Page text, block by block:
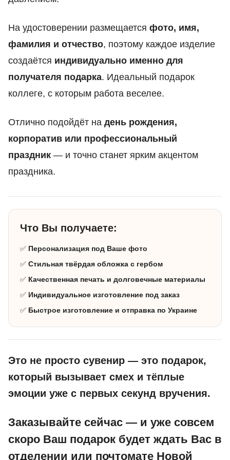
На удостоверении размещается фото, имя,
фамилия и отчество, поэтому каждое изделие
создаётся индивидуально именно для
получателя подарка. Идеальный подарок
коллеге, с которым работа веселее.
Отлично подойдёт на день рождения,
корпоратив или профессиональный
праздник — и точно станет ярким акцентом
праздника.
Что Вы получаете:
✅ Персонализация под Ваше фото
✅ Стильная твёрдая обложка с гербом
✅ Качественная печать и долговечные материалы
✅ Индивидуальное изготовление под заказ
✅ Быстрое изготовление и отправка по Украине
Это не просто сувенир — это подарок,
который вызывает смех и тёплые
эмоции уже с первых секунд вручения.
Заказывайте сейчас — и уже совсем
скоро Ваш подарок будет ждать Вас в
отделении или почтомате Новой